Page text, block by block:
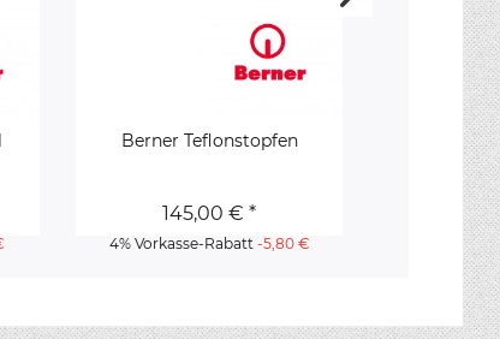
Berner Teflonstopfen
145,00 € *
4% Vorkasse-Rabatt -5,80 €
Berner
4%